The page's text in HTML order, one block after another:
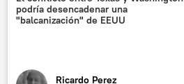
Congreso de Argentina
podría desencadenar una
"balcanización" de EEUU
Ricardo Perez